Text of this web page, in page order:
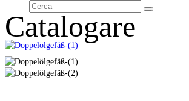
Cerca
Invia
Catalogare